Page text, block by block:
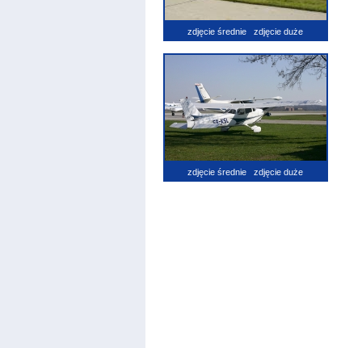
zdjęcie średnie zdjęcie duże
zdjęcie średnie zdjęcie duże